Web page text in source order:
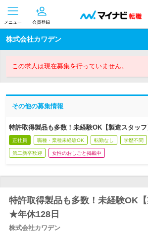
メニュー 会員登録
株式会社カワデン
この求人は現在募集を行っていません。
その他の募集情報
特許取得製品も多数！未経験OK【製造スタッ
正社員 職種・業種未経験OK 転勤なし 学歴不問
第二新卒歓迎 女性のおしごと掲載中
特許取得製品も多数！未経験OK【
★年休128日
株式会社カワデン